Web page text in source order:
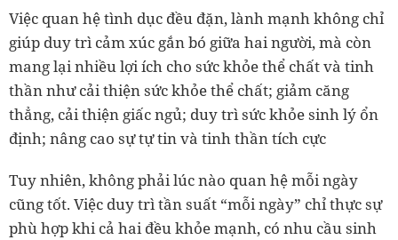
Việc quan hệ tình dục đều đặn, lành mạnh không chỉ
giúp duy trì cảm xúc gắn bó giữa hai người, mà còn
mang lại nhiều lợi ích cho sức khỏe thể chất và tinh
thần như cải thiện sức khỏe thể chất; giảm căng
thẳng, cải thiện giấc ngủ; duy trì sức khỏe sinh lý ổn
định; nâng cao sự tự tin và tinh thần tích cực
Tuy nhiên, không phải lúc nào quan hệ mỗi ngày
cũng tốt. Việc duy trì tần suất “mỗi ngày” chỉ thực sự
phù hợp khi cả hai đều khỏe mạnh, có nhu cầu sinh